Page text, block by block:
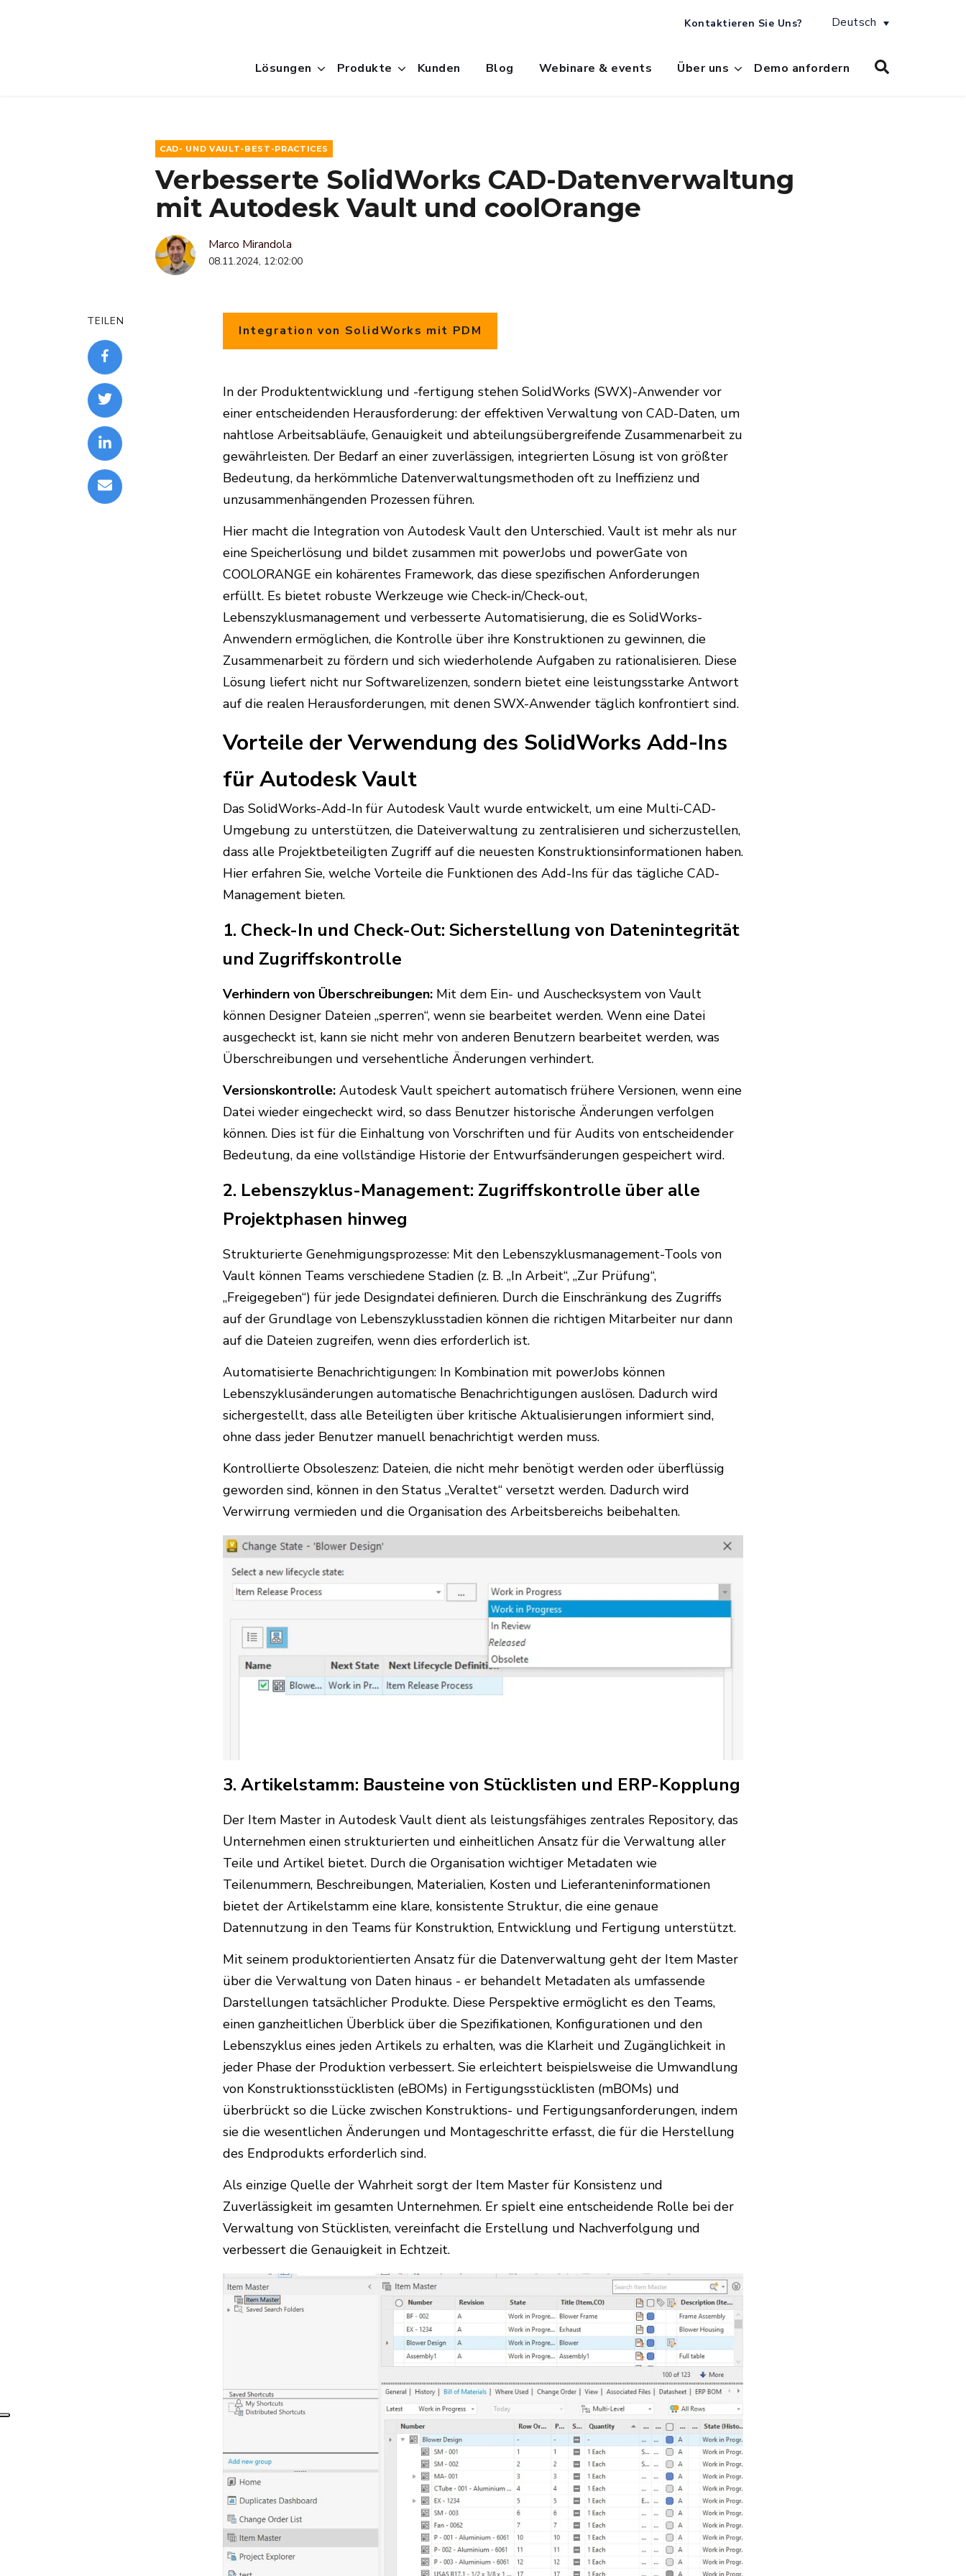
Kontaktieren Sie Uns? Deutsch
Lösungen Produkte Kunden Blog Webinare & events Über uns Demo anfordern
CAD- UND VAULT-BEST-PRACTICES
Verbesserte SolidWorks CAD-Datenverwaltung
mit Autodesk Vault und coolOrange
Marco Mirandola
08.11.2024, 12:02:00
TEILEN
Integration von SolidWorks mit PDM
In der Produktentwicklung und -fertigung stehen SolidWorks (SWX)-Anwender vor
einer entscheidenden Herausforderung: der effektiven Verwaltung von CAD-Daten, um
nahtlose Arbeitsabläufe, Genauigkeit und abteilungsübergreifende Zusammenarbeit zu
gewährleisten. Der Bedarf an einer zuverlässigen, integrierten Lösung ist von größter
Bedeutung, da herkömmliche Datenverwaltungsmethoden oft zu Ineffizienz und
unzusammenhängenden Prozessen führen.
Hier macht die Integration von Autodesk Vault den Unterschied. Vault ist mehr als nur
eine Speicherlösung und bildet zusammen mit powerJobs und powerGate von
COOLORANGE ein kohärentes Framework, das diese spezifischen Anforderungen
erfüllt. Es bietet robuste Werkzeuge wie Check-in/Check-out,
Lebenszyklusmanagement und verbesserte Automatisierung, die es SolidWorks-
Anwendern ermöglichen, die Kontrolle über ihre Konstruktionen zu gewinnen, die
Zusammenarbeit zu fördern und sich wiederholende Aufgaben zu rationalisieren. Diese
Lösung liefert nicht nur Softwarelizenzen, sondern bietet eine leistungsstarke Antwort
auf die realen Herausforderungen, mit denen SWX-Anwender täglich konfrontiert sind.
Vorteile der Verwendung des SolidWorks Add-Ins
für Autodesk Vault
Das SolidWorks-Add-In für Autodesk Vault wurde entwickelt, um eine Multi-CAD-
Umgebung zu unterstützen, die Dateiverwaltung zu zentralisieren und sicherzustellen,
dass alle Projektbeteiligten Zugriff auf die neuesten Konstruktionsinformationen haben.
Hier erfahren Sie, welche Vorteile die Funktionen des Add-Ins für das tägliche CAD-
Management bieten.
1. Check-In und Check-Out: Sicherstellung von Datenintegrität
und Zugriffskontrolle
Verhindern von Überschreibungen: Mit dem Ein- und Auschecksystem von Vault
können Designer Dateien „sperren“, wenn sie bearbeitet werden. Wenn eine Datei
ausgecheckt ist, kann sie nicht mehr von anderen Benutzern bearbeitet werden, was
Überschreibungen und versehentliche Änderungen verhindert.
Versionskontrolle: Autodesk Vault speichert automatisch frühere Versionen, wenn eine
Datei wieder eingecheckt wird, so dass Benutzer historische Änderungen verfolgen
können. Dies ist für die Einhaltung von Vorschriften und für Audits von entscheidender
Bedeutung, da eine vollständige Historie der Entwurfsänderungen gespeichert wird.
2. Lebenszyklus-Management: Zugriffskontrolle über alle
Projektphasen hinweg
Strukturierte Genehmigungsprozesse: Mit den Lebenszyklusmanagement-Tools von
Vault können Teams verschiedene Stadien (z. B. „In Arbeit“, „Zur Prüfung“,
„Freigegeben“) für jede Designdatei definieren. Durch die Einschränkung des Zugriffs
auf der Grundlage von Lebenszyklusstadien können die richtigen Mitarbeiter nur dann
auf die Dateien zugreifen, wenn dies erforderlich ist.
Automatisierte Benachrichtigungen: In Kombination mit powerJobs können
Lebenszyklusänderungen automatische Benachrichtigungen auslösen. Dadurch wird
sichergestellt, dass alle Beteiligten über kritische Aktualisierungen informiert sind,
ohne dass jeder Benutzer manuell benachrichtigt werden muss.
Kontrollierte Obsoleszenz: Dateien, die nicht mehr benötigt werden oder überflüssig
geworden sind, können in den Status „Veraltet“ versetzt werden. Dadurch wird
Verwirrung vermieden und die Organisation des Arbeitsbereichs beibehalten.
3. Artikelstamm: Bausteine von Stücklisten und ERP-Kopplung
Der Item Master in Autodesk Vault dient als leistungsfähiges zentrales Repository, das
Unternehmen einen strukturierten und einheitlichen Ansatz für die Verwaltung aller
Teile und Artikel bietet. Durch die Organisation wichtiger Metadaten wie
Teilenummern, Beschreibungen, Materialien, Kosten und Lieferanteninformationen
bietet der Artikelstamm eine klare, konsistente Struktur, die eine genaue
Datennutzung in den Teams für Konstruktion, Entwicklung und Fertigung unterstützt.
Mit seinem produktorientierten Ansatz für die Datenverwaltung geht der Item Master
über die Verwaltung von Daten hinaus - er behandelt Metadaten als umfassende
Darstellungen tatsächlicher Produkte. Diese Perspektive ermöglicht es den Teams,
einen ganzheitlichen Überblick über die Spezifikationen, Konfigurationen und den
Lebenszyklus eines jeden Artikels zu erhalten, was die Klarheit und Zugänglichkeit in
jeder Phase der Produktion verbessert. Sie erleichtert beispielsweise die Umwandlung
von Konstruktionsstücklisten (eBOMs) in Fertigungsstücklisten (mBOMs) und
überbrückt so die Lücke zwischen Konstruktions- und Fertigungsanforderungen, indem
sie die wesentlichen Änderungen und Montageschritte erfasst, die für die Herstellung
des Endprodukts erforderlich sind.
Als einzige Quelle der Wahrheit sorgt der Item Master für Konsistenz und
Zuverlässigkeit im gesamten Unternehmen. Er spielt eine entscheidende Rolle bei der
Verwaltung von Stücklisten, vereinfacht die Erstellung und Nachverfolgung und
verbessert die Genauigkeit in Echtzeit.